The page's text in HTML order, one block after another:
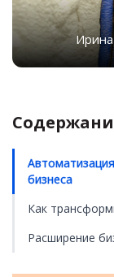
Ирина
бизнеса
Как
Расширение